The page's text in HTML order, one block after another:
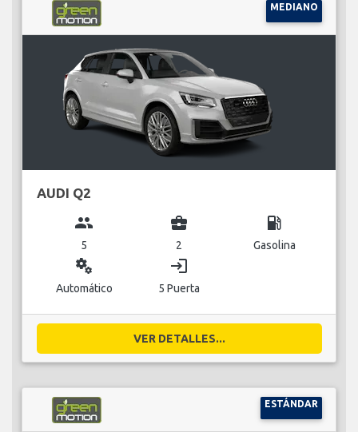
MEDIANO
AUDI Q2
group
5
business_center
2
local_gas_station
Gasolina
miscellaneous_services
Automático
login
5 Puerta
VER DETALLES...
ESTÁNDAR